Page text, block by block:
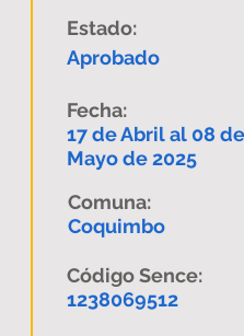
Estado:
Aprobado
Fecha:
17 de Abril al 08 de
Mayo de 2025
Comuna:
Coquimbo
Código Sence:
1238069512